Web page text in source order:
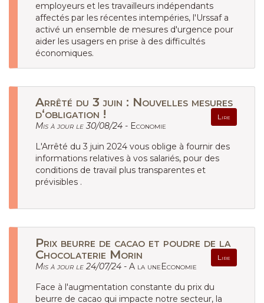
employeurs et les travailleurs indépendants
affectés par les récentes intempéries, l'Urssaf a
activé un ensemble de mesures d'urgence pour
aider les usagers en prise à des difficultés
économiques.
Arrêté du 3 juin : Nouvelles mesures
d‘obligation !
Lire
Mis à jour le 30/08/24 - Economie
L'Arrêté du 3 juin 2024 vous oblige à fournir des
informations relatives à vos salariés, pour des
conditions de travail plus transparentes et
prévisibles .
Prix beurre de cacao et poudre de la
Chocolaterie Morin
Lire
Mis à jour le 24/07/24 - A la uneEconomie
Face à l'augmentation constante du prix du
beurre de cacao qui impacte notre secteur, la